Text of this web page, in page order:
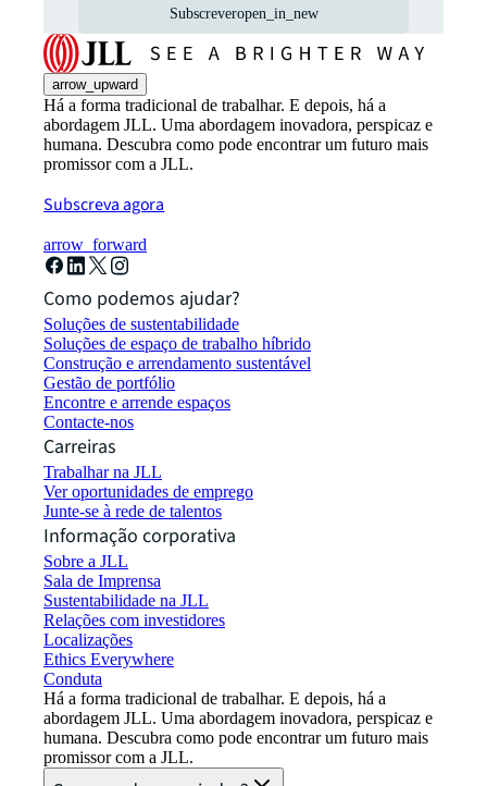
Subscreveropen_in_new
arrow_upward
Há a forma tradicional de trabalhar. E depois, há a
abordagem JLL. Uma abordagem inovadora, perspicaz e
humana. Descubra como pode encontrar um futuro mais
promissor com a JLL.
Subscreva agora
arrow_forward
Como podemos ajudar?
Soluções de sustentabilidade
Soluções de espaço de trabalho híbrido
Construção e arrendamento sustentável
Gestão de portfólio
Encontre e arrende espaços
Contacte-nos
Carreiras
Trabalhar na JLL
Ver oportunidades de emprego
Junte-se à rede de talentos
Informação corporativa
Sobre a JLL
Sala de Imprensa
Sustentabilidade na JLL
Relações com investidores
Localizações
Ethics Everywhere
Conduta
Há a forma tradicional de trabalhar. E depois, há a
abordagem JLL. Uma abordagem inovadora, perspicaz e
humana. Descubra como pode encontrar um futuro mais
promissor com a JLL.